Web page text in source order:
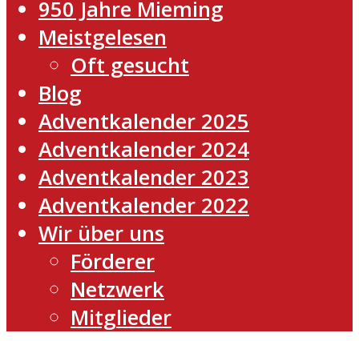
950 Jahre Mieming
Meistgelesen
Oft gesucht
Blog
Adventkalender 2025
Adventkalender 2024
Adventkalender 2023
Adventkalender 2022
Wir über uns
Förderer
Netzwerk
Mitglieder